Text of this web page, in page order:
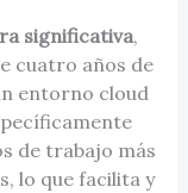
significativa,
cuatro años de
entorno cloud
de trabajo más
lo que facilita y